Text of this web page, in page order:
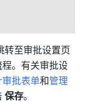
转至审批设置页
。有关审批设
批表单和管理
保存。